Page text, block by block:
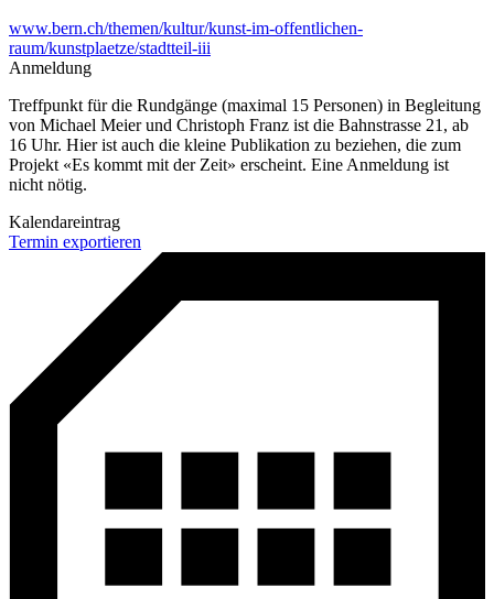
www.bern.ch/themen/kultur/kunst-im-offentlichen-
raum/kunstplaetze/stadtteil-iii
Anmeldung
Treffpunkt für die Rundgänge (maximal 15 Personen) in Begleitung
von Michael Meier und Christoph Franz ist die Bahnstrasse 21, ab
16 Uhr. Hier ist auch die kleine Publikation zu beziehen, die zum
Projekt «Es kommt mit der Zeit» erscheint. Eine Anmeldung ist
nicht nötig.
Kalendareintrag
Termin exportieren